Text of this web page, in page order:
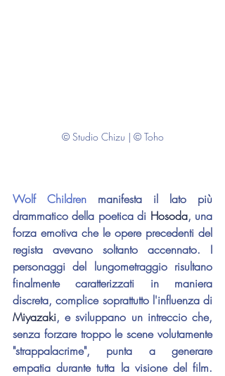
© Studio Chizu | © Toho
Wolf Children manifesta il lato più
drammatico della poetica di Hosoda, una
forza emotiva che le opere precedenti del
regista avevano soltanto accennato. I
personaggi del lungometraggio risultano
finalmente caratterizzati in maniera
Miyazaki, e sviluppano un intreccio che,
senza forzare troppo le scene volutamente
"strappalacrime", punta a generare